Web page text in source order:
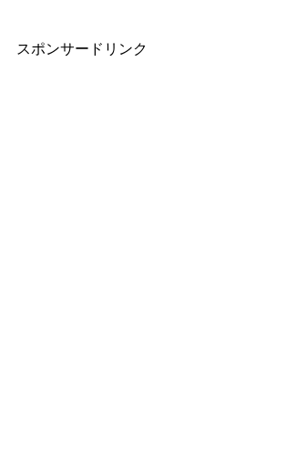
スポンサードリンク